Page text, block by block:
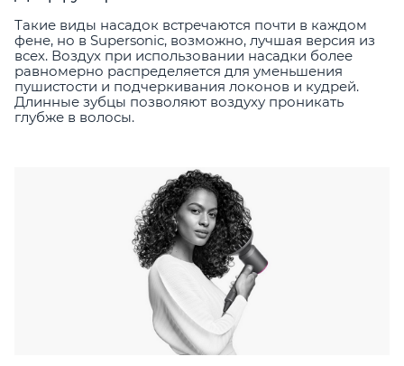
Такие виды насадок встречаются почти в каждом
фене, но в Supersonic, возможно, лучшая версия из
всех. Воздух при использовании насадки более
равномерно распределяется для уменьшения
пушистости и подчеркивания локонов и кудрей.
Длинные зубцы позволяют воздуху проникать
глубже в волосы.